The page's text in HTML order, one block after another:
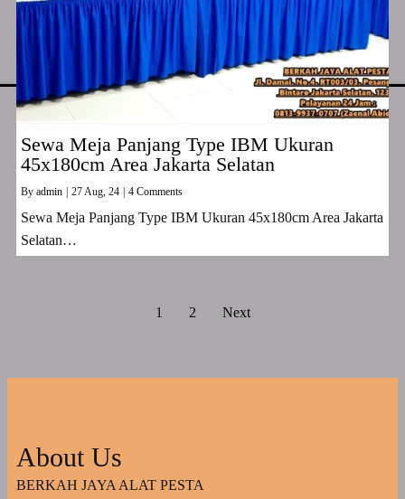
Sewa Meja Panjang Type IBM Ukuran
45x180cm Area Jakarta Selatan
By admin 27Aug, 24 4 Comments
Sewa Meja Panjang Type IBM Ukuran 45x180cm Area Jakarta
Selatan…
1 2 Next
About Us
BERKAH JAYA ALAT PESTA